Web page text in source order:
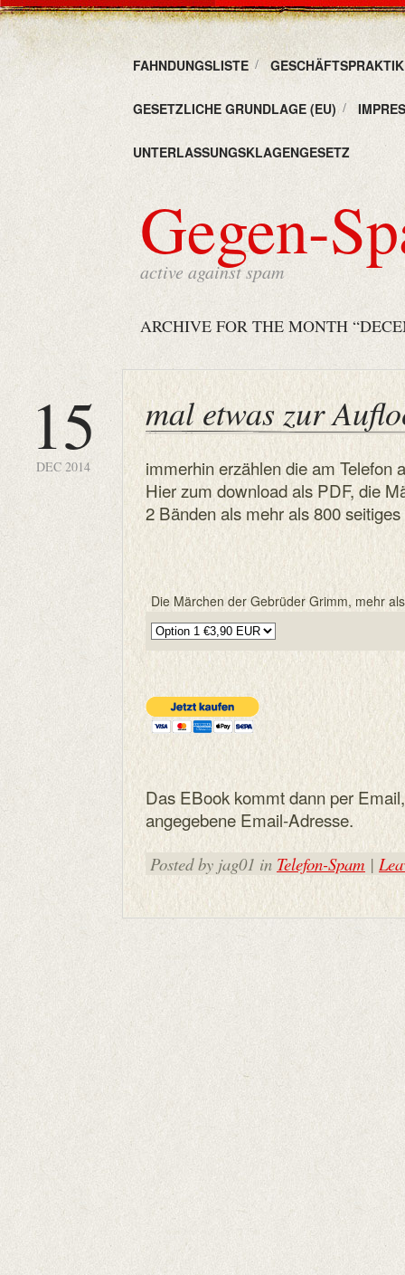
FAHNDUNGSLISTE
GESETZLICHE GRUNDLAGE (EU)
UNTERLASSUNGSKLAGENGESETZ
Gegen-
active against spam
ARCHIVE FOR THE MONTH
15
DEC 2014
mal etwas zur
immerhin erzählen die am Telefon
Hier zum download als PDF, die
2 Bänden als mehr als 800
Die Märchen der Gebrüder Grimm, mehr
Das EBook kommt dann per
angegebene Email-Adresse.
Posted by jag01 in Telefon-Spam |